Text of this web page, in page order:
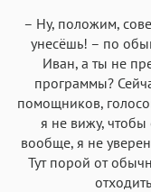
– Ну, положим,
унесёшь! – по
Иван, а ты не
программы?
помощников,
я не вижу,
вообще, я не
Тут порой от